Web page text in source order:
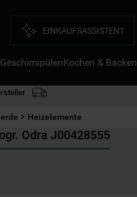
EINKAUFSASSISTENT
GeschirrspülenKochen & Backen
Heizelemente
Odra J00428555